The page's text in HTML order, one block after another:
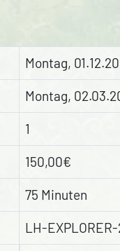
Montag,
Montag,
1
150,00€
75 Minuten
LH-